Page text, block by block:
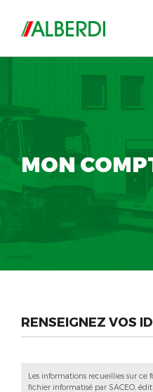
MON
RENSEIGNEZ VOS
Les informations recueillies sur ce
fichier informatisé par SACEO,